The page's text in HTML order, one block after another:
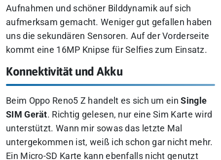
Aufnahmen und schöner Bilddynamik auf sich
aufmerksam gemacht. Weniger gut gefallen haben
uns die sekundären Sensoren. Auf der Vorderseite
kommt eine 16MP Knipse für Selfies zum Einsatz.
Konnektivität und Akku
Beim Oppo Reno5 Z handelt es sich um ein Single
SIM Gerät. Richtig gelesen, nur eine Sim Karte wird
unterstützt. Wann mir sowas das letzte Mal
untergekommen ist, weiß ich schon gar nicht mehr.
Ein Micro-SD Karte kann ebenfalls nicht genutzt